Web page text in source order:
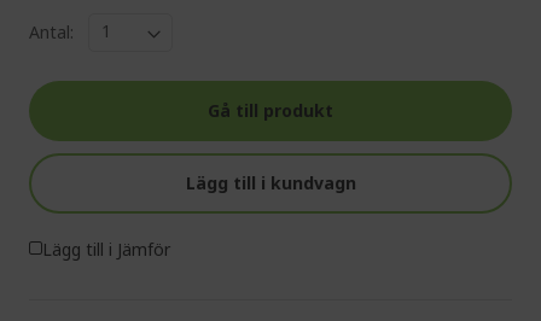
Antal:
Gå till produkt
Lägg till i kundvagn
Lägg till i Jämför